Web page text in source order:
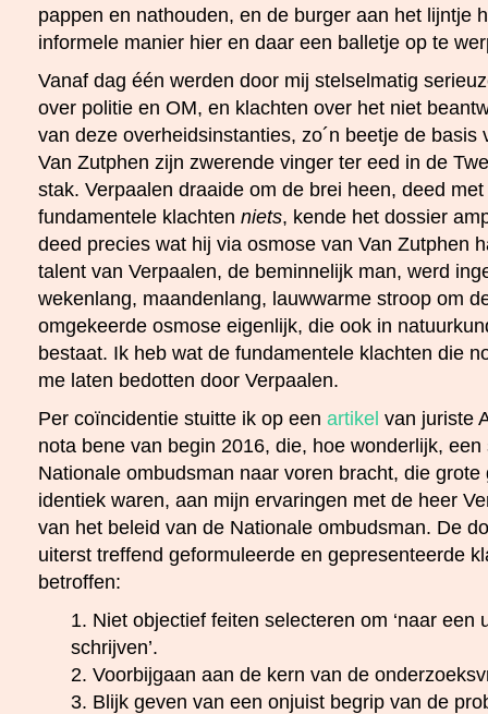
pappen en nathouden, en de burger aan het lijntje
informele manier hier en daar een balletje op te
Vanaf dag één werden door mij stelselmatig
over politie en OM, en klachten over het niet
van deze overheidsinstanties, zo´n beetje de basis
Van Zutphen zijn zwerende vinger ter eed in de
stak. Verpaalen draaide om de brei heen, deed
fundamentele klachten niets, kende het dossier
deed precies wat hij via osmose van Van Zutphen
talent van Verpaalen, de beminnelijk man, werd
wekenlang, maandenlang, lauwwarme stroop om
omgekeerde osmose eigenlijk, die ook in
bestaat. Ik heb wat de fundamentele klachten die
me laten bedotten door Verpaalen.
Per coïncidentie stuitte ik op een artikel van juriste
nota bene van begin 2016, die, hoe wonderlijk,
Nationale ombudsman naar voren bracht, die
identiek waren, aan mijn ervaringen met de heer
van het beleid van de Nationale ombudsman. De
uiterst treffend geformuleerde en gepresenteerde
betroffen:
1. Niet objectief feiten selecteren om ‘naar een
schrijven’.
2. Voorbijgaan aan de kern van de
3. Blijk geven van een onjuist begrip van de